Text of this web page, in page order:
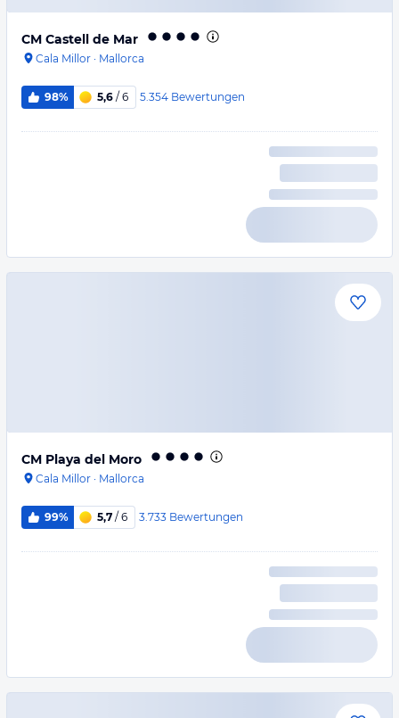
CM Castell de Mar
Cala Millor · Mallorca
98% 5,6 / 6 5.354 Bewertungen
CM Playa del Moro
Cala Millor · Mallorca
99% 5,7 / 6 3.733 Bewertungen